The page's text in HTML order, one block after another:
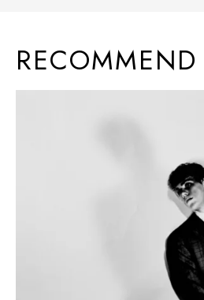
RECOMMEND